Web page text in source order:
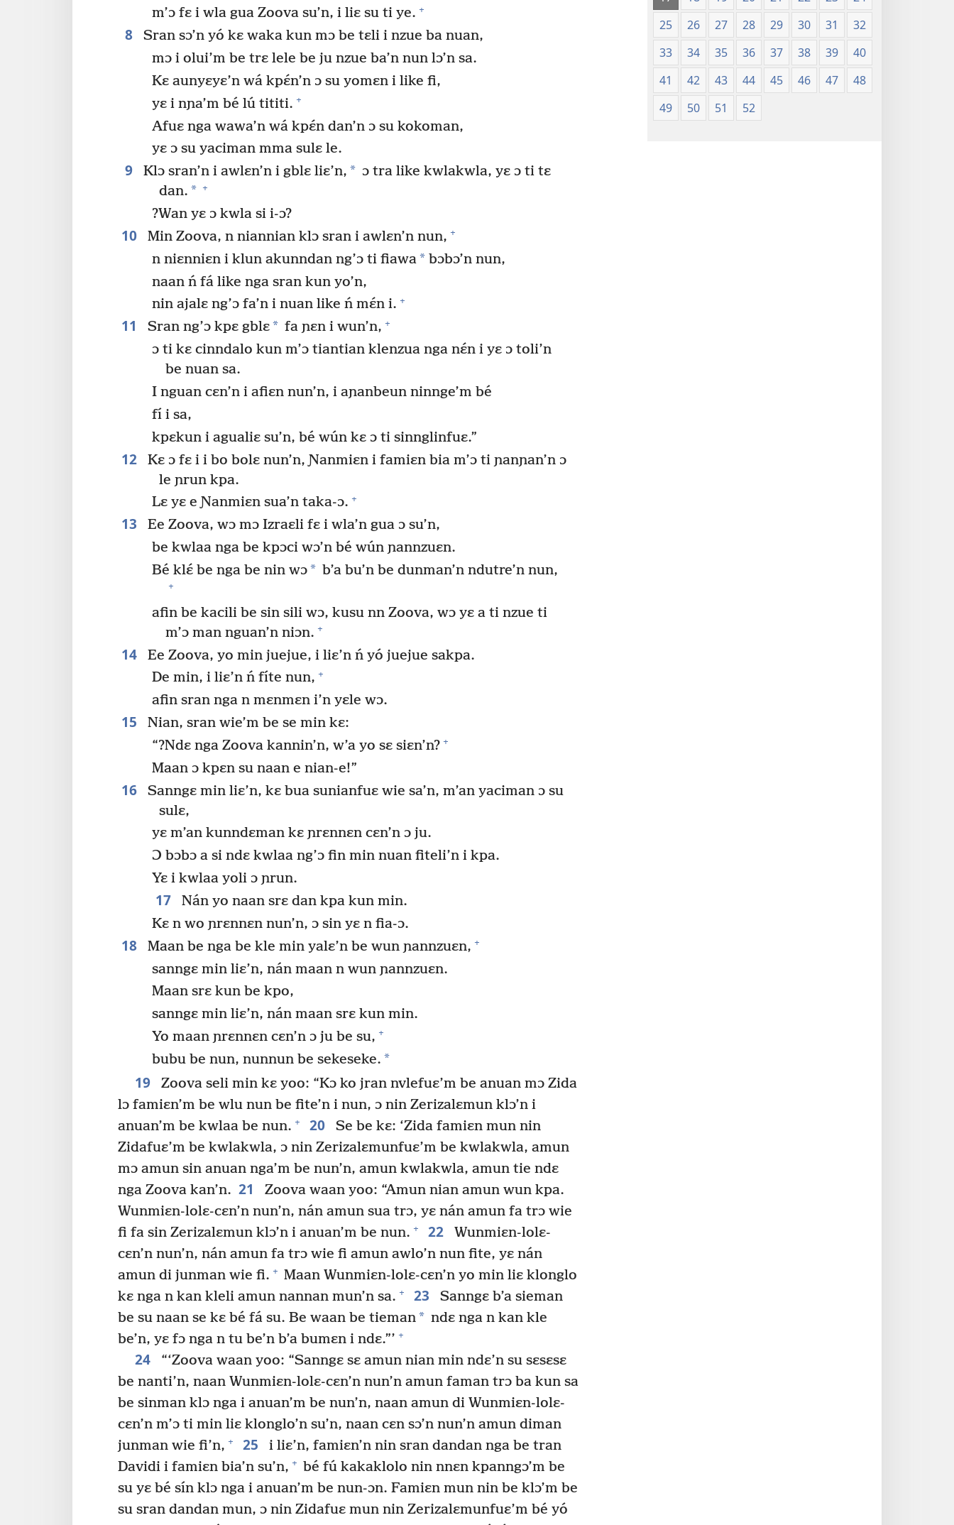
m’ɔ fɛ i wla gua Zoova su’n, i liɛ su ti ye. +
8
Sran sɔ’n yó kɛ waka kun mɔ be tɛli i nzue ba nuan,
mɔ i olui’m be trɛ lele be ju nzue ba’n nun lɔ’n sa.
Kɛ aunyɛyɛ’n wá kpɛ́n’n ɔ su yomɛn i like fi,
yɛ i nɲa’m bé lú tititi. +
Afuɛ nga wawa’n wá kpɛ́n dan’n ɔ su kokoman,
yɛ ɔ su yaciman mma sulɛ le.
9 Klɔ sran’n i awlɛn’n i gblɛ liɛ’n, * ɔ tra like kwlakwla, yɛ ɔ ti tɛ
dan. * +
?Wan yɛ ɔ kwla si i-ɔ?
10 Min Zoova, n niannian klɔ sran i awlɛn’n nun, +
n niɛnniɛn i klun akunndan ng’ɔ ti fiawa* bɔbɔ’n nun,
naan ń fá like nga sran kun yo’n,
nin ajalɛ ng’ɔ fa’n i nuan like ń mɛ́n i. +
11 Sran ng’ɔ kpɛ gblɛ* fa ɲɛn i wun’n, +
ɔ ti kɛ cinndalo kun m’ɔ tiantian klenzua nga nɛ́n i yɛ ɔ toli’n
be nuan sa.
I nguan cɛn’n i afiɛn nun’n, i aɲanbeun ninnge’m bé
fí i sa,
kpɛkun i agualiɛ su’n, bé wún kɛ ɔ ti sinnglinfuɛ.”
12
Kɛ ɔ fɛ i i bo bolɛ nun’n, Ɲanmiɛn i famiɛn bia m’ɔ ti ɲanɲan’n ɔ
le ɲrun kpa.
Lɛ yɛ e Ɲanmiɛn sua’n taka-ɔ. +
13
Ee Zoova, wɔ mɔ Izraɛli fɛ i wla’n gua ɔ su’n,
be kwlaa nga be kpɔci wɔ’n bé wún ɲannzuɛn.
Bé klɛ́ be nga be nin wɔ* b’a bu’n be dunman’n ndutre’n nun,
+
afin be kacili be sin sili wɔ, kusu nn Zoova, wɔ yɛ a ti nzue ti
m’ɔ man nguan’n niɔn. +
14
Ee Zoova, yo min juejue, i liɛ’n ń yó juejue sakpa.
De min, i liɛ’n ń fíte nun, +
afin sran nga n mɛnmɛn i’n yɛle wɔ.
15
Nian, sran wie’m be se min kɛ:
“?Ndɛ nga Zoova kannin’n, w’a yo sɛ siɛn’n? +
Maan ɔ kpɛn su naan e nian-e!”
16
Sanngɛ min liɛ’n, kɛ bua sunianfuɛ wie sa’n, m’an yaciman ɔ su
sulɛ,
yɛ m’an kunndɛman kɛ ɲrɛnnɛn cɛn’n ɔ ju.
Ɔ bɔbɔ a si ndɛ kwlaa ng’ɔ fin min nuan fiteli’n i kpa.
Yɛ i kwlaa yoli ɔ ɲrun.
17
Nán yo naan srɛ dan kpa kun min.
Kɛ n wo ɲrɛnnɛn nun’n, ɔ sin yɛ n fia-ɔ.
18 Maan be nga be kle min yalɛ’n be wun ɲannzuɛn, +
sanngɛ min liɛ’n, nán maan n wun ɲannzuɛn.
Maan srɛ kun be kpo,
sanngɛ min liɛ’n, nán maan srɛ kun min.
Yo maan ɲrɛnnɛn cɛn’n ɔ ju be su, +
bubu be nun, nunnun be sekeseke. *
19
Zoova seli min kɛ yoo: “Kɔ ko jran nvlefuɛ’m be anuan mɔ Zida
lɔ famiɛn’m be wlu nun be fite’n i nun, ɔ nin Zerizalɛmun klɔ’n i
anuan’m be kwlaa be nun. + 20
Se be kɛ: ‘Zida famiɛn mun nin
Zidafuɛ’m be kwlakwla, ɔ nin Zerizalɛmunfuɛ’m be kwlakwla, amun
mɔ amun sin anuan nga’m be nun’n, amun kwlakwla, amun tie ndɛ
nga Zoova kan’n. 21
Zoova waan yoo: “Amun nian amun wun kpa.
Wunmiɛn-lolɛ-cɛn’n nun’n, nán amun sua trɔ, yɛ nán amun fa trɔ wie
fi fa sin Zerizalɛmun klɔ’n i anuan’m be nun. + 22
Wunmiɛn-lolɛ-
cɛn’n nun’n, nán amun fa trɔ wie fi amun awlo’n nun fite, yɛ nán
amun di junman wie fi. + Maan Wunmiɛn-lolɛ-cɛn’n yo min liɛ klonglo
kɛ nga n kan kleli amun nannan mun’n sa. + 23
Sanngɛ b’a sieman
be su naan se kɛ bé fá su. Be waan be tieman* ndɛ nga n kan kle
be’n, yɛ fɔ nga n tu be’n b’a bumɛn i ndɛ.”’ +
24
“‘Zoova waan yoo: “Sanngɛ sɛ amun nian min ndɛ’n su sɛsɛsɛ
be nanti’n, naan Wunmiɛn-lolɛ-cɛn’n nun’n amun faman trɔ ba kun sa
be sinman klɔ nga i anuan’m be nun’n, naan amun di Wunmiɛn-lolɛ-
cɛn’n m’ɔ ti min liɛ klonglo’n su’n, naan cɛn sɔ’n nun’n amun diman
junman wie fi’n, + 25
i liɛ’n, famiɛn’n nin sran dandan nga be tran
Davidi i famiɛn bia’n su’n, + bé fú kakaklolo nin nnɛn kpanngɔ’m be
su yɛ bé sín klɔ nga i anuan’m be nun-ɔn. Famiɛn mun nin be klɔ’m be
su sran dandan mun, ɔ nin Zidafuɛ mun nin Zerizalɛmunfuɛ’m bé yó
25
26 27 28 29 30 31
32
33
34 35 36 37 38 39
40
41
42 43 44 45 46 47
48
49
50 51 52